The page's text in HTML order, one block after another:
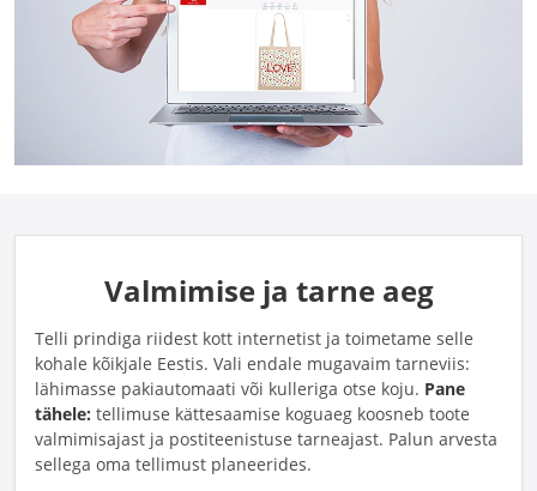
Valmimise ja tarne aeg
Telli prindiga riidest kott internetist ja toimetame selle
kohale kõikjale Eestis. Vali endale mugavaim tarneviis:
lähimasse pakiautomaati või kulleriga otse koju. Pane
tähele: tellimuse kättesaamise koguaeg koosneb toote
valmimisajast ja postiteenistuse tarneajast. Palun arvesta
sellega oma tellimust planeerides.